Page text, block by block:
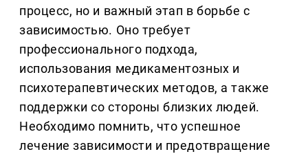
процесс, но и важный этап в борьбе с
зависимостью. Оно требует
профессионального подхода,
использования медикаментозных и
психотерапевтических методов, а также
поддержки со стороны близких людей.
Необходимо помнить, что успешное
лечение зависимости и предотвращение